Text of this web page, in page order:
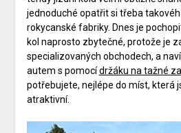
jednoduché opatřit si třeba
rokycanské fabriky. Dnes je
kol naprosto zbytečné, protože je
specializovaných obchodech, a
autem s pomocídržáku na tažné
potřebujete, nejlépe do míst, která
atraktivní.